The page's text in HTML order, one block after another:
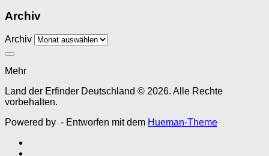
Archiv
Archiv
Mehr
Land der Erfinder Deutschland © 2026. Alle Rechte
vorbehalten.
Powered by - Entworfen mit dem Hueman-Theme